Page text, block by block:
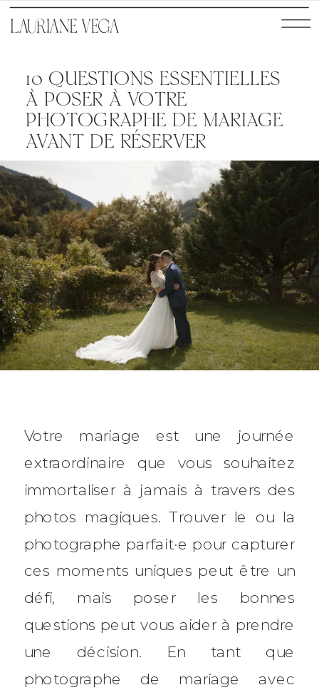
10 QUESTIONS ESSENTIELLES
À POSER À VOTRE
PHOTOGRAPHE DE MARIAGE
AVANT DE RÉSERVER
Votre mariage est une journée
extraordinaire que vous souhaitez
immortaliser à jamais à travers des
photos magiques. Trouver le ou la
photographe parfait·e pour capturer
ces moments uniques peut être un
défi, mais poser les bonnes
questions peut vous aider à prendre
une décision. En tant que
photographe de mariage avec